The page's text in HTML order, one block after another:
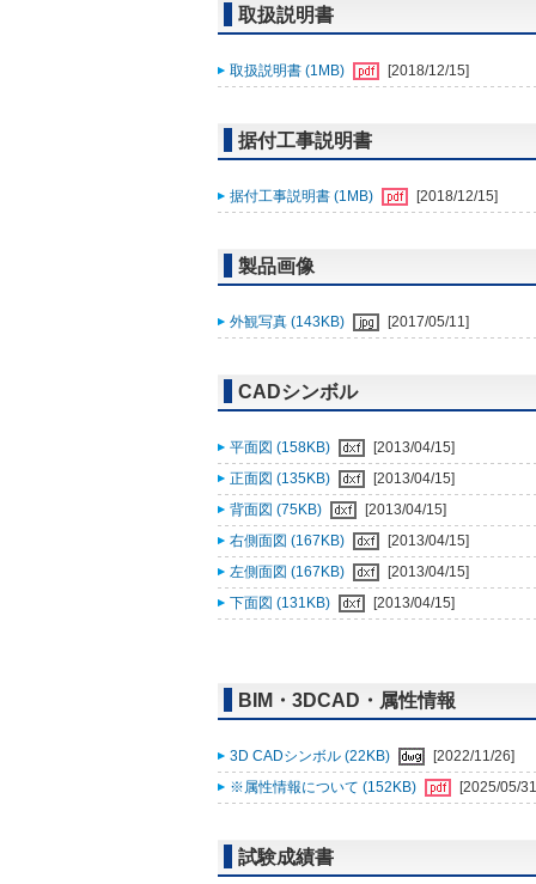
取扱説明書
取扱説明書 (1MB) [2018/12/15]
据付工事説明書
据付工事説明書 (1MB) [2018/12/15]
製品画像
外観写真 (143KB) [2017/05/11]
CADシンボル
平面図 (158KB)
[2013/04/15]
正面図 (135KB)
[2013/04/15]
背面図 (75KB)
[2013/04/15]
右側面図 (167KB)
[2013/04/15]
左側面図 (167KB)
[2013/04/15]
下面図 (131KB)
[2013/04/15]
BIM・3DCAD・属性情報
3D CADシンボル (22KB)
[2022/11/26]
※属性情報について (152KB)
[2025/05/
試験成績書